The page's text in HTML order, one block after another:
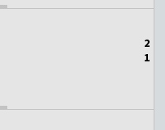
2
1